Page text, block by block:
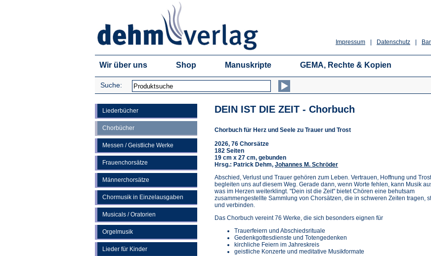
Datenschutz
Impressum
Wir über uns Shop Manuskripte GEMA, Rechte & Kopien
Suche:
Liederbücher
Chorbücher
Messen / Geistliche Werke
Frauenchorsätze
Männerchorsätze
Chormusik in Einzelausgaben
Musicals / Oratorien
Orgelmusik
Lieder für Kinder
DEIN IST DIE ZEIT - Chorbuch
Chorbuch für Herz und Seele zu Trauer und Trost
2026, 76 Chorsätze
182 Seiten
19 cm x 27 cm, gebunden
Hrsg.: Patrick Dehm, Johannes M. Schröder
Abschied, Verlust und Trauer gehören zum Leben. Vertrauen, Hoffnung und Trost
begleiten uns auf diesem Weg. Gerade dann, wenn Worte fehlen, kann Musik
was im Herzen weiterklingt. "Dein ist die Zeit" bietet Chören eine behutsam
zusammengestellte Sammlung von Chorsätzen, die in schweren Zeiten tragen,
und verbinden.
Das Chorbuch vereint 76 Werke, die sich besonders eignen für
Trauerfeiern und Abschiedsrituale
Gedenkgottesdienste und Totengedenken
kirchliche Feiern im Jahreskreis
geistliche Konzerte und meditative Musikformate